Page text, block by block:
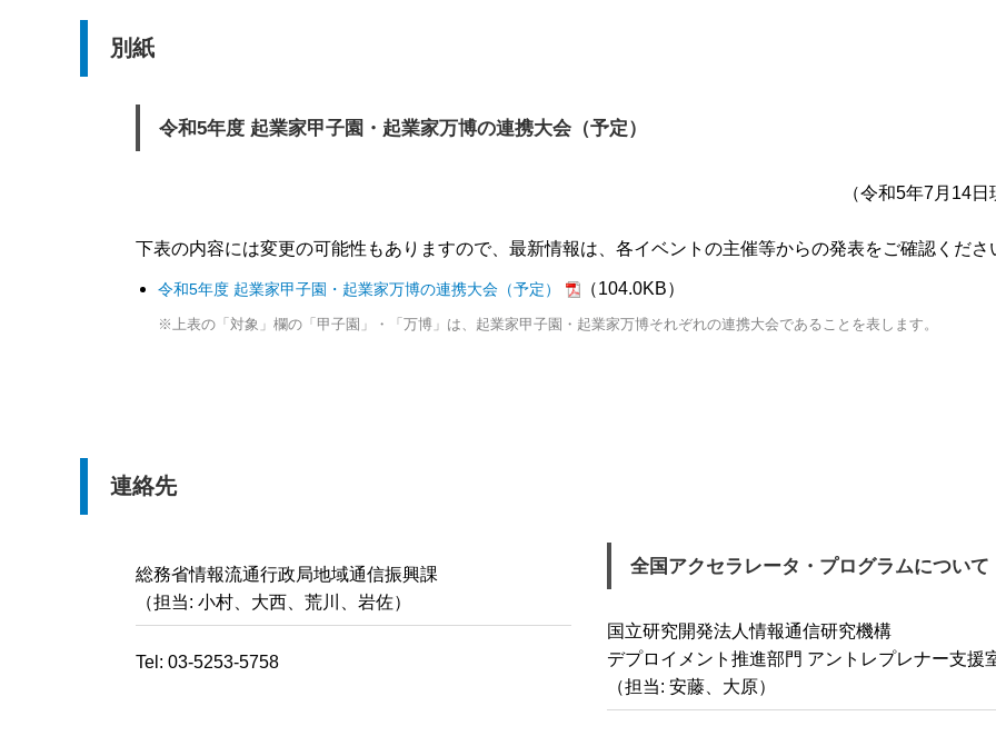
別紙
令和5年度 起業家甲子園・起業家万博の連携大会（予定）
（令和5年7月14日
下表の内容には変更の可能性もありますので、最新情報は、各イベントの主催等からの発表をご確認くださ
令和5年度 起業家甲子園・起業家万博の連携大会（予定） （104.0KB）
※上表の「対象」欄の「甲子園」・「万博」は、起業家甲子園・起業家万博それぞれの連携大会であることを表します。
連絡先
総務省情報流通行政局地域通信振興課
（担当: 小村、大西、荒川、岩佐）
Tel: 03-5253-5758
全国アクセラレータ・プログラムについて
国立研究開発法人情報通信研究機構
デプロイメント推進部門 アントレプレナー支援
（担当: 安藤、大原）